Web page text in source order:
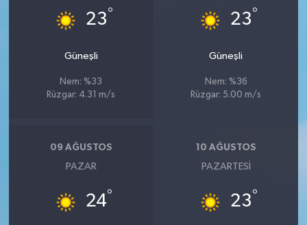
23°
Güneşli
Nem: %33
Rüzgar: 4.31 m/s
23°
Güneşli
Nem: %36
Rüzgar: 5.00 m/s
09 AĞUSTOS
PAZAR
24°
10 AĞUSTOS
PAZARTESI
23°